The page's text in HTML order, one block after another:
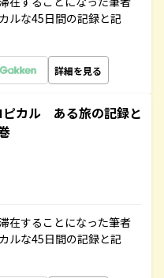
ルな45日間の記録と記
詳細を見る
ピカル ある旅の記録と
在することになった筆者
ルな45日間の記録と記